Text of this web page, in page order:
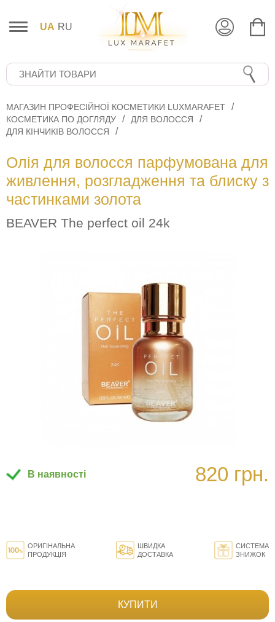
UA RU
МАГАЗИН ПРОФЕСІЙНОЇ КОСМЕТИКИ LUXMARAFET
КОСМЕТИКА ПО ДОГЛЯДУ
ДЛЯ ВОЛОССЯ
ДЛЯ КІНЧИКІВ ВОЛОССЯ
Олія для волосся парфумована для
живлення, розгладження та блиску з
частинками золота
BEAVER The perfect oil 24k
В наявності 820 грн.
ОРИГІНАЛЬНА
ПРОДУКЦІЯ
ШВИДКА
ДОСТАВКА
СИСТЕМА
ЗНИЖОК
КУПИТИ